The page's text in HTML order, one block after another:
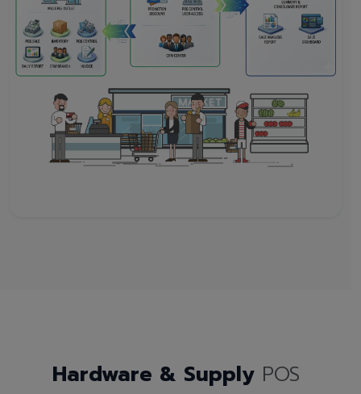
Hardware & Supply POS